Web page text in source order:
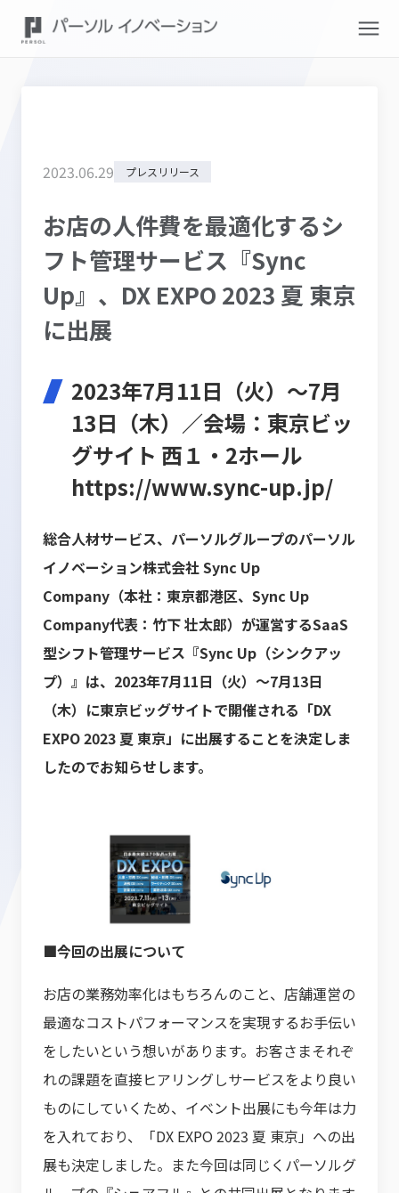
2023.06.29 プレスリリース
お店の人件費を最適化するシ
フト管理サービス『Sync
Up』、DX EXPO 2023 夏 東京
に出展
2023年7月11日（火）～7月
13日（木）／会場：東京ビッ
グサイト 西１・2ホール
https://www.sync-up.jp/
総合人材サービス、パーソルグループのパーソル
イノベーション株式会社 Sync Up
Company（本社：東京都港区、Sync Up
Company代表：竹下 壮太郎）が運営するSaaS
型シフト管理サービス『Sync Up（シンクアッ
プ）』は、2023年7月11日（火）～7月13日
（木）に東京ビッグサイトで開催される「DX
EXPO 2023 夏 東京」に出展することを決定しま
したのでお知らせします。
■今回の出展について
お店の業務効率化はもちろんのこと、店舗運営の
最適なコストパフォーマンスを実現するお手伝い
をしたいという想いがあります。お客さまそれぞ
れの課題を直接ヒアリングしサービスをより良い
ものにしていくため、イベント出展にも今年は力
を入れており、「DX EXPO 2023 夏 東京」への出
展も決定しました。また今回は同じくパーソルグ